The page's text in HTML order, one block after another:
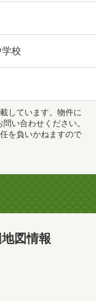
校
しています。物件に
い合わせください。
を負いかねますので
図情報